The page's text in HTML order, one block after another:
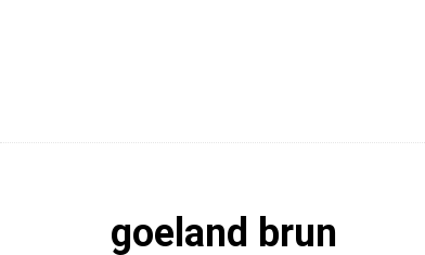
goeland brun